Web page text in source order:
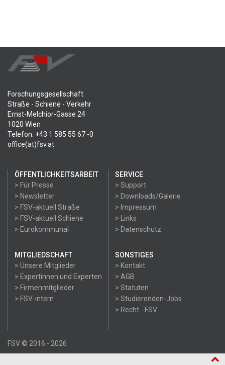
Forschungsgesellschaft
Straße - Schiene - Verkehr
Ernst-Melchior-Gasse 24
1020 Wien
Telefon: +43 1 585 55 67 -0
office(at)fsv.at
ÖFFENTLICHKEITSARBEIT
> Für Presse
> Newsletter
> FSV-aktuell Straße
> FSV-aktuell Schiene
> Eurokommunal
SERVICE
> Support
> Downloads/Galerie
> Impressum
> Links
> Datenschutz
MITGLIEDSCHAFT
> Unsere Mitglieder
> Expertinnen und Experten
> Firmenmitglieder
> FSV-intern
SONSTIGES
> Kontakt
> AGB
> Statuten
> Studierenden-Jobs
> Recht - FSV
FSV © 2016 - 2026